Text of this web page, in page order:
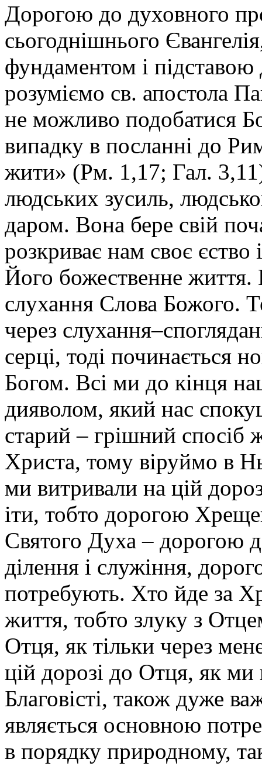
Дорогою до духовного
сьогоднішнього
фундаментом і підставою
розуміємо св. апостола
не можливо подобатися
випадку в посланні до
жити» (Рм. 1,17; Гал.
людських зусиль,
даром. Вона бере свій
розкриває нам своє
Його божественне життя.
слухання Слова Божого.
через
серці, тоді починається
Богом. Всі ми до кінця
дияволом, який нас
старий – грішний спосіб
Христа, тому віруймо в
ми витривали на цій
іти, тобто дорогою
Святого Духа – дорогою
ділення і служіння,
потребують. Хто йде за
життя, тобто злуку з
Отця, як тільки через
цій дорозі до Отця, як
Благовісті, також дуже
являється основною
в порядку природному,